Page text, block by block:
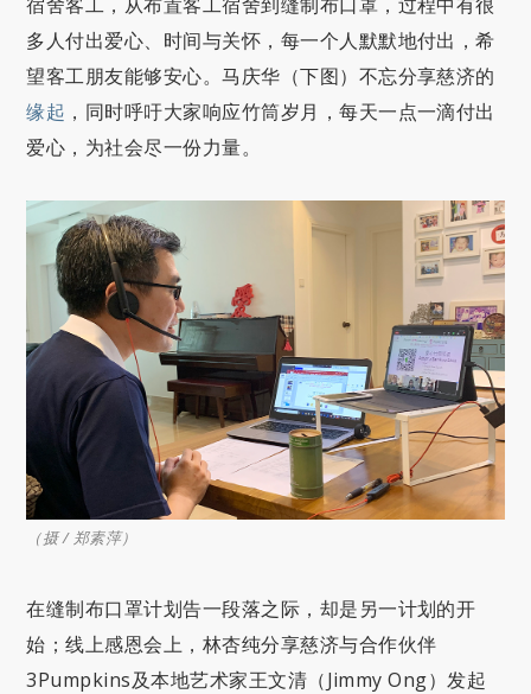
多人付出爱心、时间与关怀，每一个人默默地付出，希
望客工朋友能够安心。马庆华（下图）不忘分享慈济的
缘起 ，同时呼吁大家响应竹筒岁月，每天一点一滴付出
爱心，为社会尽一份力量。
（摄 / 郑素萍）
在缝制布口罩计划告一段落之际，却是另一计划的开
始；线上感恩会上，林杏纯分享慈济与合作伙伴
3Pumpkins及本地艺术家王文清（Jimmy Ong）发起